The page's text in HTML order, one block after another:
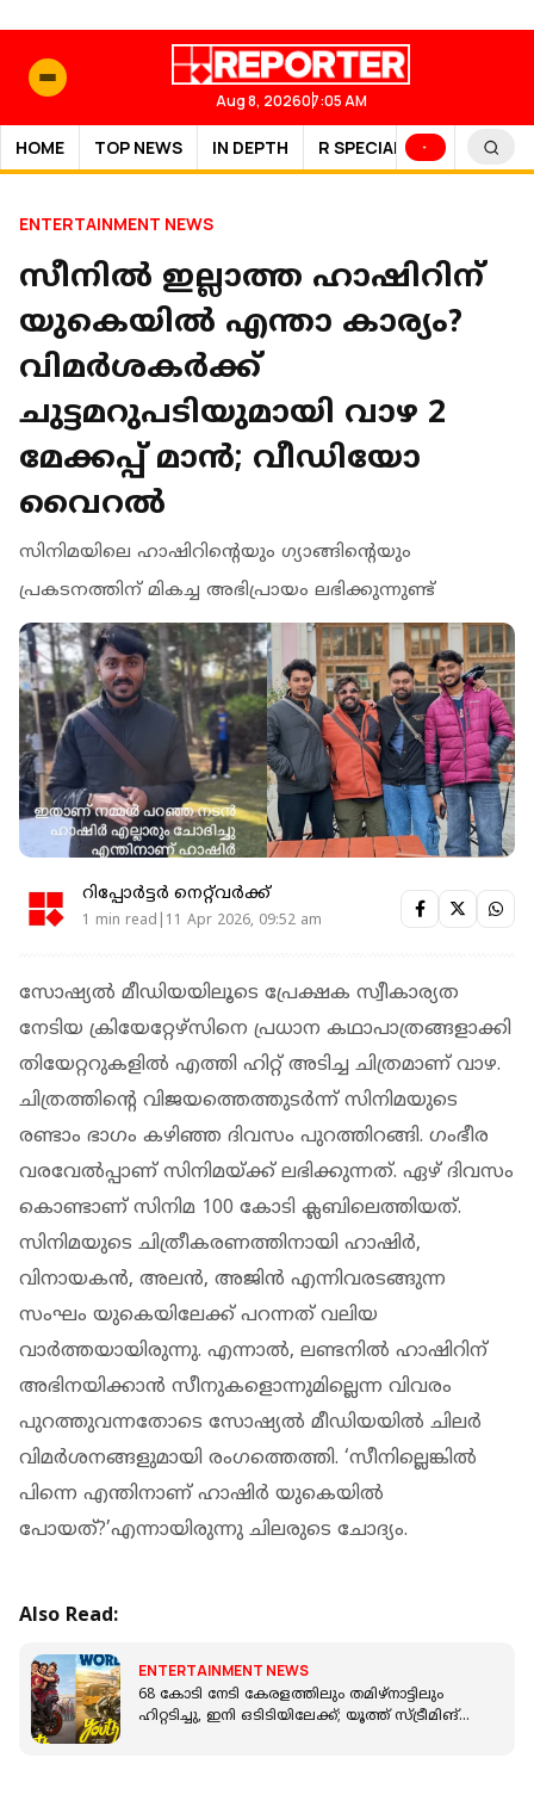
Aug 8, 202607:05 AM
HOME TOP NEWS IN DEPTH R SPECIAL SPORTS
ENTERTAINMENT NEWS
സീനിൽ ഇല്ലാത്ത ഹാഷിറിന്
യുകെയിൽ എന്താ കാര്യം?
വിമർശകർക്ക്
ചുട്ടമറുപടിയുമായി വാഴ 2
മേക്കപ്പ് മാൻ; വീഡിയോ
വൈറൽ
സിനിമയിലെ ഹാഷിറിന്റെയും ഗ്യാങ്ങിന്റെയും
പ്രകടനത്തിന് മികച്ച അഭിപ്രായം ലഭിക്കുന്നുണ്ട്
റിപ്പോർട്ടർ നെറ്റ്‌വര്‍ക്ക്‌
1 min read|11 Apr 2026, 09:52 am
സോഷ്യല്‍ മീഡിയയിലൂടെ പ്രേക്ഷക സ്വീകാര്യത
നേടിയ ക്രിയേറ്റേഴ്‌സിനെ പ്രധാന കഥാപാത്രങ്ങളാക്കി
തിയേറ്ററുകളില്‍ എത്തി ഹിറ്റ് അടിച്ച ചിത്രമാണ് വാഴ.
ചിത്രത്തിന്റെ വിജയത്തെത്തുടർന്ന് സിനിമയുടെ
രണ്ടാം ഭാഗം കഴിഞ്ഞ ദിവസം പുറത്തിറങ്ങി. ഗംഭീര
വരവേൽപ്പാണ് സിനിമയ്ക്ക് ലഭിക്കുന്നത്. ഏഴ് ദിവസം
കൊണ്ടാണ് സിനിമ 100 കോടി ക്ലബിലെത്തിയത്.
സിനിമയുടെ ചിത്രീകരണത്തിനായി ഹാഷിർ,
വിനായകൻ, അലൻ, അജിൻ എന്നിവരടങ്ങുന്ന
സംഘം യുകെയിലേക്ക് പറന്നത് വലിയ
വാർത്തയായിരുന്നു. എന്നാൽ, ലണ്ടനിൽ ഹാഷിറിന്
അഭിനയിക്കാൻ സീനുകളൊന്നുമില്ലെന്ന വിവരം
പുറത്തുവന്നതോടെ സോഷ്യൽ മീഡിയയിൽ ചിലർ
വിമർശനങ്ങളുമായി രംഗത്തെത്തി. ‘സീനില്ലെങ്കിൽ
പിന്നെ എന്തിനാണ് ഹാഷിർ യുകെയിൽ
പോയത്?’എന്നായിരുന്നു ചിലരുടെ ചോദ്യം.
Also Read:
ENTERTAINMENT NEWS
68 കോടി നേടി കേരളത്തിലും തമിഴ്നാട്ടിലും
ഹിറ്റടിച്ചു, ഇനി ഒടിടിയിലേക്ക്; യൂത്ത് സ്ട്രീമിങ്